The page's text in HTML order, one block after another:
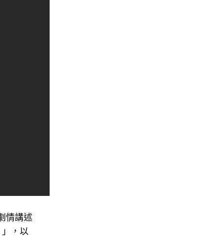
情講述
，以